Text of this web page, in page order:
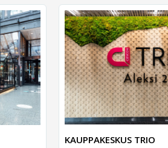
KAUPPAKESKUS TRIO